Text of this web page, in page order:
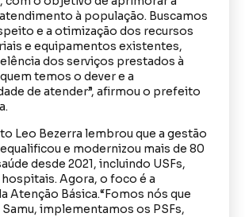
à população. Buscamos
e a otimização dos recursos
e equipamentos existentes,
dos serviços prestados à
temos o dever e a
de atender”, afirmou o prefeito
Leo Bezerra lembrou que a gestão
e modernizou mais de 80
desde 2021, incluindo USFs,
Agora, o foco é a
Atenção Básica.“Fomos nós que
implementamos os PSFs,